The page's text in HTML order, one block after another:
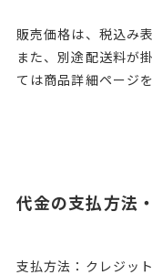
販売価格は、税込み
また、別途配送料が
ては商品詳細ページ
代金の支払方法
支払方法：クレジッ